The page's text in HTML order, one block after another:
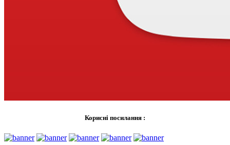
Корисні посилання :